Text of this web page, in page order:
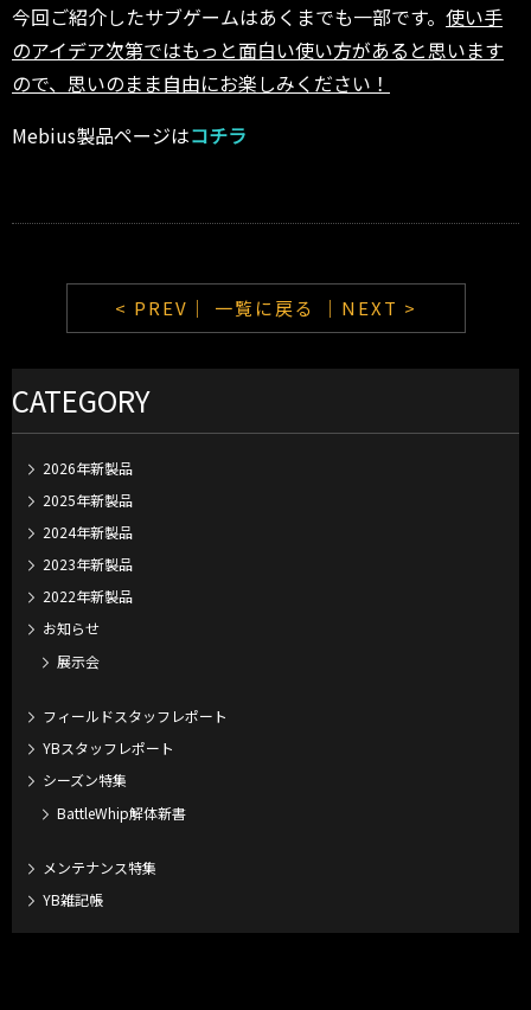
今回ご紹介したサブゲームはあくまでも一部です。 使い手
のアイデア次第ではもっと面白い使い方があると思います
ので、思いのまま自由にお楽しみください！
Mebius製品ページはコチラ
< PREV｜ 一覧に戻る ｜NEXT >
CATEGORY
2026年新製品
2025年新製品
2024年新製品
2023年新製品
2022年新製品
お知らせ
展示会
フィールドスタッフレポート
YBスタッフレポート
シーズン特集
BattleWhip解体新書
メンテナンス特集
YB雑記帳